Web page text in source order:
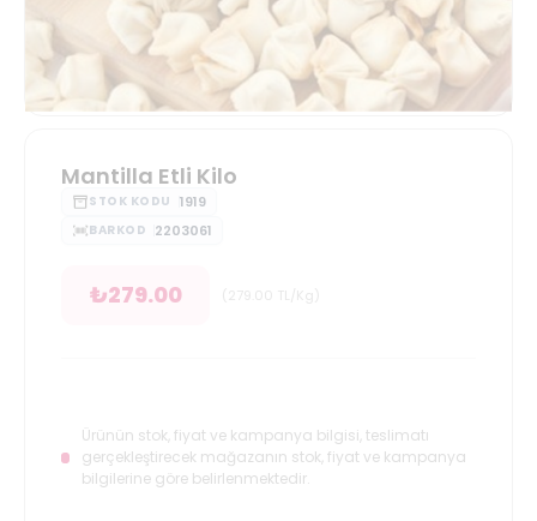
Mantilla Etli Kilo
STOK KODU 1919
BARKOD 2203061
₺279.00
Ürünün stok, fiyat ve kampanya bilgisi, teslimatı
gerçekleştirecek mağazanın stok, fiyat ve kampanya
bilgilerine göre belirlenmektedir.